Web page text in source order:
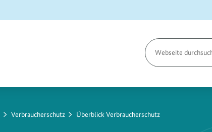
Seite
durchsuchen
Verbraucherschutz Überblick Verbraucherschutz